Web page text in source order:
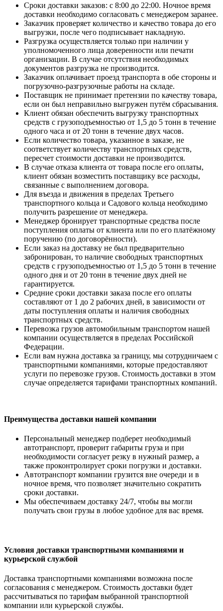
Сроки доставки заказов: с 8:00 до 22:00. Ночное время
доставки необходимо согласовать с менеджером заранее.
Заказчик проверяет количество и качество товара до его
выгрузки, после чего подписывает накладную.
Разгрузка осуществляется только при наличии у
уполномоченного лица доверенности или печати
организации. В случае отсутствия необходимых
документов разгрузка не производится.
Заказчик оплачивает проезд транспорта в обе стороны и
погрузочно-разгрузочные работы на складе.
Поставщик не принимает претензии по качеству товара,
если он был неправильно выгружен путём сбрасывания.
Клиент обязан обеспечить выгрузку транспортных
средств с грузоподъемностью от 1,5 до 5 тонн в течение
одного часа и от 20 тонн в течение двух часов.
Если количество товара, указанное в заказе, не
соответствует количеству транспортных средств,
пересчет стоимости доставки не производится.
В случае отказа клиента от товара после его оплаты,
клиент обязан возместить поставщику все расходы,
связанные с выполнением договора.
Для въезда и движения в пределах Третьего
транспортного кольца и Садового кольца необходимо
получить разрешение от менеджера.
Менеджер бронирует транспортные средства после
поступления оплаты от клиента или по его платёжному
поручению (по договорённости).
Если заказ на доставку не был предварительно
забронирован, то наличие свободных транспортных
средств с грузоподъемностью от 1,5 до 5 тонн в течение
одного дня и от 20 тонн в течение двух дней не
гарантируется.
Средние сроки доставки заказа после его оплаты
составляют от 1 до 2 рабочих дней, в зависимости от
даты поступления оплаты и наличия свободных
транспортных средств.
Перевозка грузов автомобильным транспортом нашей
компании осуществляется в пределах Российской
Федерации.
Если вам нужна доставка за границу, мы сотрудничаем с
транспортными компаниями, которые предоставляют
услуги по перевозке грузов. Стоимость доставки в этом
случае определяется тарифами транспортных компаний.
Преимущества доставки нашей компании
Персональный менеджер подберет необходимый
автотранспорт, проверит габариты груза и при
необходимости согласует резку в нужный размер, а
также проконтролирует сроки погрузки и доставки.
Автотранспорт компании грузится вне очереди и в
ночное время, что позволяет значительно сократить
сроки доставки.
Мы обеспечиваем доставку 24/7, чтобы вы могли
получать свои грузы в любое удобное для вас время.
Условия доставки транспортными компаниями и
курьерской службой
Доставка транспортными компаниями возможна после
согласования с менеджером. Стоимость доставки будет
рассчитываться по тарифам выбранной транспортной
компании или курьерской службы.